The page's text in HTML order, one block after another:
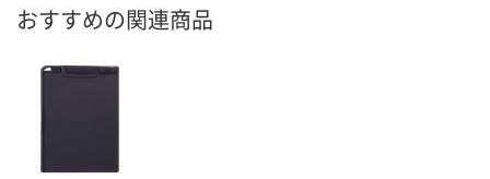
おすすめの関連商品